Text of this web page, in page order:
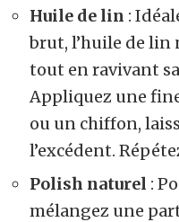
Huile de lin :
brut, l’huile de lin
tout en ravivant
Appliquez une
ou un chiffon,
l’excédent.
Polish naturel :
mélangez une